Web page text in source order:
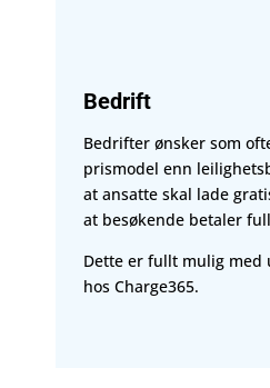
Bedrift
Bedrifter ønsker som
prismodel enn
at ansatte skal lade
at besøkende betaler
Dette er fullt mulig
hos Charge365.